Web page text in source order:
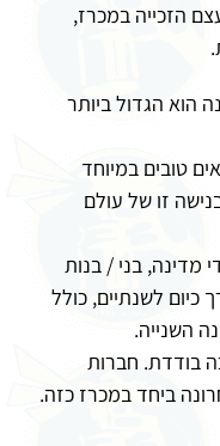
הזכייה במכרז,
הוא הגדול ביותר
טובים במיוחד
זו של עולם
מדינה, בני / בנות
כיום לשנתיים, כולל
השנייה.
בודדת. חברות
ביחד במכרז כזה.